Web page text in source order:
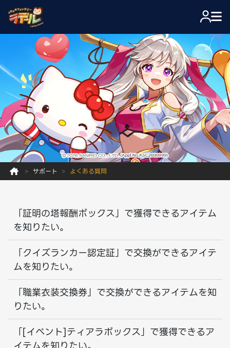
サポート よくある質問
「証明の塔報酬ボックス」で獲得できるアイテム
を知りたい。
「クイズランカー認定証」で交換ができるアイテ
ムを知りたい。
「職業衣装交換券」で交換ができるアイテムを知
りたい。
「[イベント]ティアラボックス」で獲得できるア